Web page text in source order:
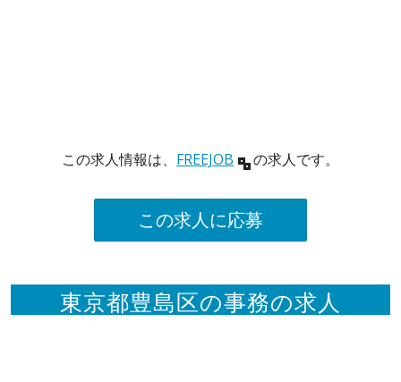
この求人情報は、 FREEJOB の求人です。
この求人に応募
東京都豊島区の事務の求人